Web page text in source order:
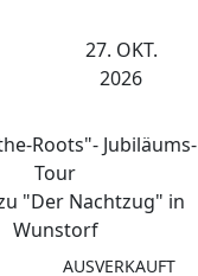
27. OKT.
2026
Roots"- Jubiläums-
Tour
"Der Nachtzug" in
Wunstorf
AUSVERKAUFT